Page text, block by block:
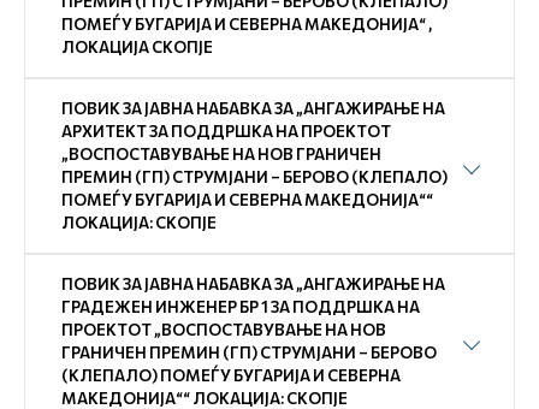
ПОМЕЃУ БУГАРИЈА И СЕВЕРНА МАКЕДОНИЈА“ ,
ЛОКАЦИЈА СКОПЈЕ
ПОВИК ЗА ЈАВНА НАБАВКА ЗА „АНГАЖИРАЊЕ НА
АРХИТЕКТ ЗА ПОДДРШКА НА ПРОЕКТОТ
„ВОСПОСТАВУВАЊЕ НА НОВ ГРАНИЧЕН
ПРЕМИН (ГП) СТРУМЈАНИ – БЕРОВО (КЛЕПАЛО)
ПОМЕЃУ БУГАРИЈА И СЕВЕРНА МАКЕДОНИЈА““
ЛОКАЦИЈА: СКОПЈЕ
ПОВИК ЗА ЈАВНА НАБАВКА ЗА „АНГАЖИРАЊЕ НА
ГРАДЕЖЕН ИНЖЕНЕР БР 1 ЗА ПОДДРШКА НА
ПРОЕКТОТ „ВОСПОСТАВУВАЊЕ НА НОВ
ГРАНИЧЕН ПРЕМИН (ГП) СТРУМЈАНИ – БЕРОВО
(КЛЕПАЛО) ПОМЕЃУ БУГАРИЈА И СЕВЕРНА
МАКЕДОНИЈА““ ЛОКАЦИЈА: СКОПЈЕ